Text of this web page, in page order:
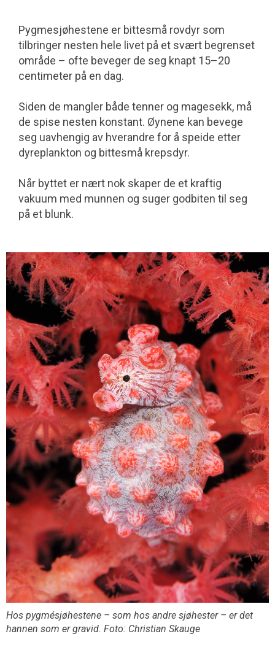
Pygmesjøhestene er bittesmå rovdyr som
tilbringer nesten hele livet på et svært begrenset
område – ofte beveger de seg knapt 15–20
centimeter på en dag.
Siden de mangler både tenner og magesekk, må
de spise nesten konstant. Øynene kan bevege
seg uavhengig av hverandre for å speide etter
dyreplankton og bittesmå krepsdyr.
Når byttet er nært nok skaper de et kraftig
vakuum med munnen og suger godbiten til seg
på et blunk.
Hos pygmésjøhestene – som hos andre sjøhester – er det
hannen som er gravid. Foto: Christian Skauge